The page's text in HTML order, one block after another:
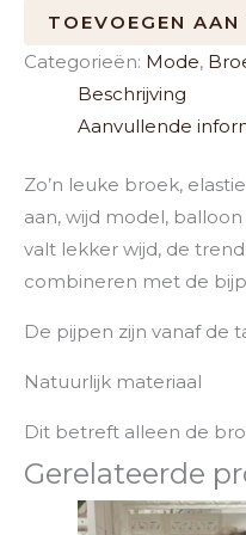
TOEVOEGEN
Categorieën: Mode,
Beschrijving
Aanvullende
Zo’n leuke broek,
aan, wijd model,
valt lekker wijd, de
combineren met de
De pijpen zijn vanaf de
Natuurlijk materiaal
Dit betreft alleen de
Gerelateerde